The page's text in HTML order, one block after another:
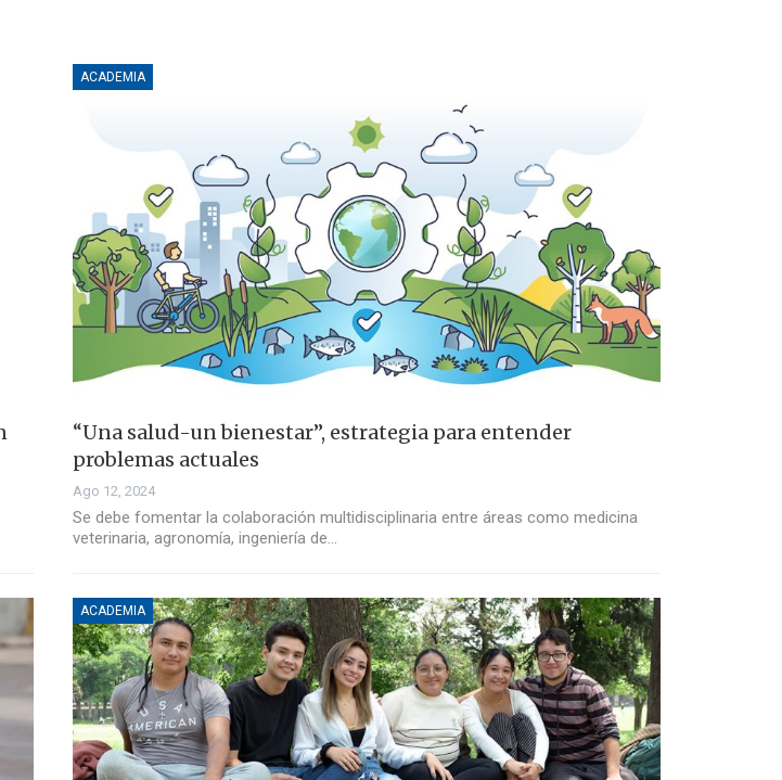
ACADEMIA
“Una salud-un bienestar”, estrategia para entender
problemas actuales
Ago 12, 2024
Se debe fomentar la colaboración multidisciplinaria entre áreas como medicina
veterinaria, agronomía, ingeniería de…
ACADEMIA